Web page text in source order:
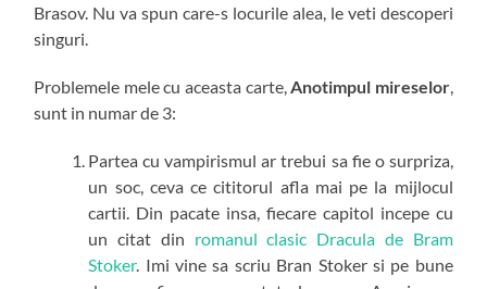
Brasov. Nu va spun care-s locurile alea, le veti descoperi
singuri.
Problemele mele cu aceasta carte, Anotimpul mireselor,
sunt in numar de 3:
Partea cu vampirismul ar trebui sa fie o surpriza,
un soc, ceva ce cititorul afla mai pe la mijlocul
cartii. Din pacate insa, fiecare capitol incepe cu
un citat din romanul clasic Dracula de Bram
Stoker. Imi vine sa scriu Bran Stoker si pe bune